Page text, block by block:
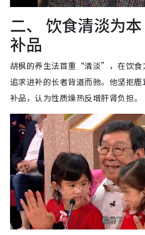
二、 饮食清淡为
补品
胡枫的养生法首重“清淡”，在饮食
追求进补的长者背道而驰。他坚拒
补品，认为性质燥热反增肝肾负担。